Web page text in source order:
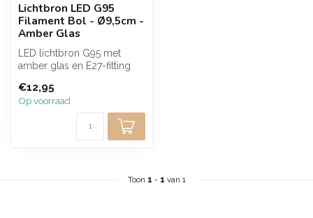
Lichtbron LED G95
Filament Bol - Ø9,5cm -
Amber Glas
LED lichtbron G95 met
amber glas en E27-fitting
lichtbelevi...
€12,95
Op voorraad
Toon 1 - 1 van 1